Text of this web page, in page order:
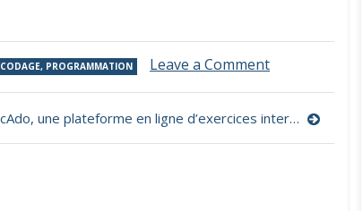
CODAGE, PROGRAMMATION Leave a Commenton
CODAGE »,
3
SacAdo, une plateforme en ligne d’exercices interactifs de mathématiques